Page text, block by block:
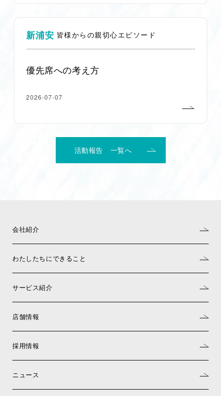
新浦安 皆様からの親切心エピソード
優先席への考え方
2026-07-07
活動報告 一覧へ
会社紹介
わたしたちにできること
サービス紹介
店舗情報
採用情報
ニュース